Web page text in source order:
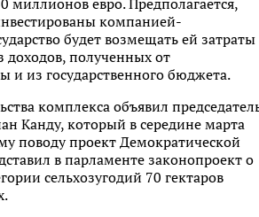
миллионов евро. Предполагается,
компанией-
будет возмещать ей затраты
доходов, полученных от
и из государственного бюджета.
комплекса объявил
Канду, который в середине марта
поводу проект Демократической
в парламенте законопроект о
сельхозугодий 70 гектаров